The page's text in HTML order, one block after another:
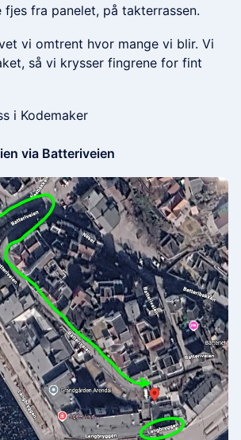
fjes fra panelet, på takterrassen.
vi omtrent hvor mange vi blir. Vi
så vi krysser fingrene for fint
i Kodemaker
via Batteriveien